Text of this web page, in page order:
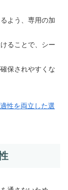
よう、専用の加
ることで、シー
保されやすくな
性を両立した選